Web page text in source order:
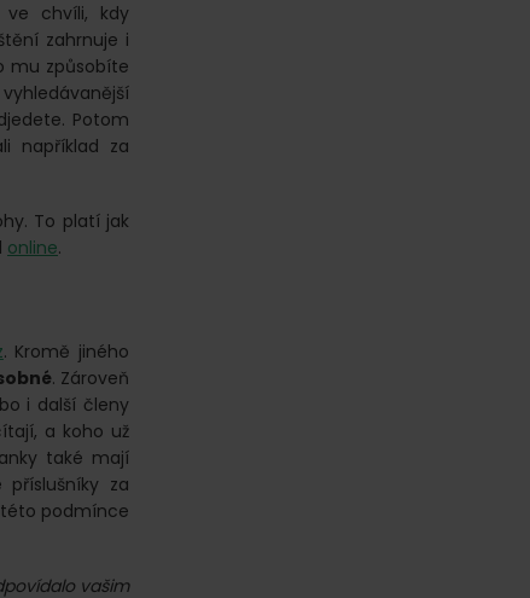
ve chvíli, kdy
zahrnuje i
mu způsobíte
Potom
například za
To platí jak
online.
. Kromě jiného
. Zároveň
i další členy
a koho už
také mají
za
podmínce
vašim